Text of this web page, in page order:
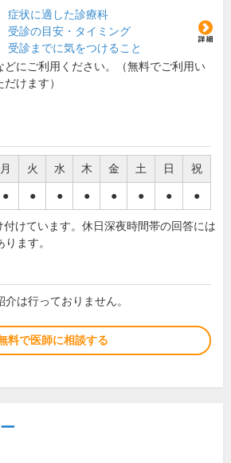
症状に適した診療科
受診の目安・タイミング
受診までに気をつけること
どにご利用ください。（無料でご利用い
だけます）
月 火 水 木 金 土 日 祝
● ● ● ● ● ● ● ●
けています。休日深夜時間帯の回答には
ます。
は行っておりません。
料で医師に相談する